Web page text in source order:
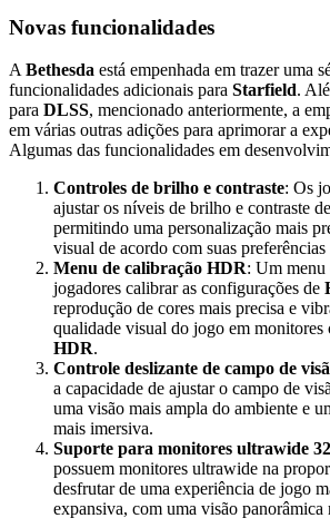
Novas funcionalidades
A Bethesda está empenhada em trazer uma
funcionalidades adicionais para Starfield.
para DLSS, mencionado anteriormente, a
em várias outras adições para aprimorar a
Algumas das funcionalidades em
Controles de brilho e contraste: Os
ajustar os níveis de brilho e contraste
permitindo uma personalização mais
visual de acordo com suas
Menu de calibração HDR: Um menu
jogadores calibrar as configurações de
reprodução de cores mais precisa e
qualidade visual do jogo em monitores
HDR.
Controle deslizante de campo de
a capacidade de ajustar o campo de
uma visão mais ampla do ambiente e
mais imersiva.
Suporte para monitores ultrawide
possuem monitores ultrawide na
desfrutar de uma experiência de jogo
expansiva, com uma visão panorâmica